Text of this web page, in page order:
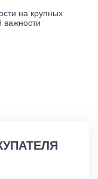
на крупных
важности